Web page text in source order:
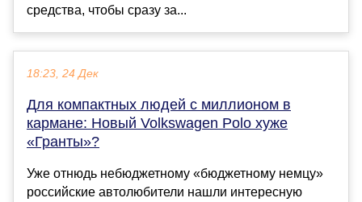
средства, чтобы сразу за...
18:23, 24 Дек
Для компактных людей с миллионом в
кармане: Новый Volkswagen Polo хуже
«Гранты»?
Уже отнюдь небюджетному «бюджетному немцу»
российские автолюбители нашли интересную